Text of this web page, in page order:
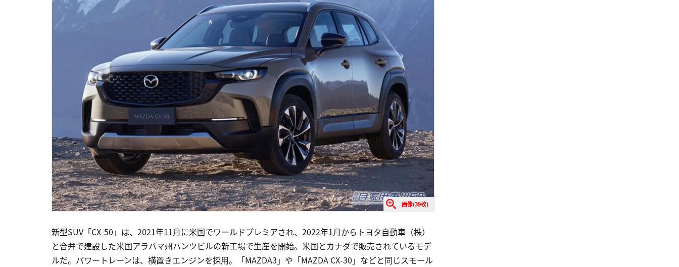
画像(39枚)
新型SUV「CX-50」は、2021年11月に米国でワールドプレミアされ、2022年1月からトヨタ自動車（株）
と合弁で建設した米国アラバマ州ハンツビルの新工場で生産を開始。米国とカナダで販売されているモデ
ルだ。パワートレーンは、横置きエンジンを採用。「MAZDA3」や「MAZDA CX-30」などと同じスモール